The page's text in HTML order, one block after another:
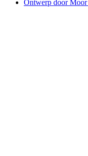
Ontwerp door Moor